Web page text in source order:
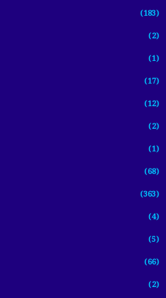
(183)
(2)
(1)
(17)
(12)
(2)
(1)
(68)
(363)
(4)
(5)
(66)
(2)